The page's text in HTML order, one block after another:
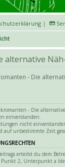
|
alternative
- Die
- Die
einverstanden.
nicht
auf unbestimmte Zeit
erteilst du dem
2, Unterpunkt a